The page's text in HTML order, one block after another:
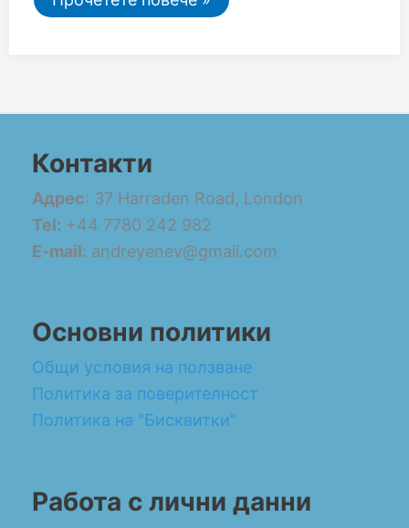
Контакти
Адрес: 37 Harraden Road, London
Tel: +44 7780 242 982
E-mail: andreyenev@gmail.com
Основни политики
Общи условия на ползване
Политика за поверителност
Политика на "Бисквитки"
Работа с лични данни